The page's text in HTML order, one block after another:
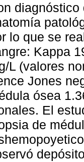
lo que se
Kappa
L (valores
Jones
ósea
El
de